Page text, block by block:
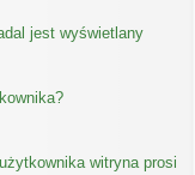
jest wyświetlany
witryna prosi